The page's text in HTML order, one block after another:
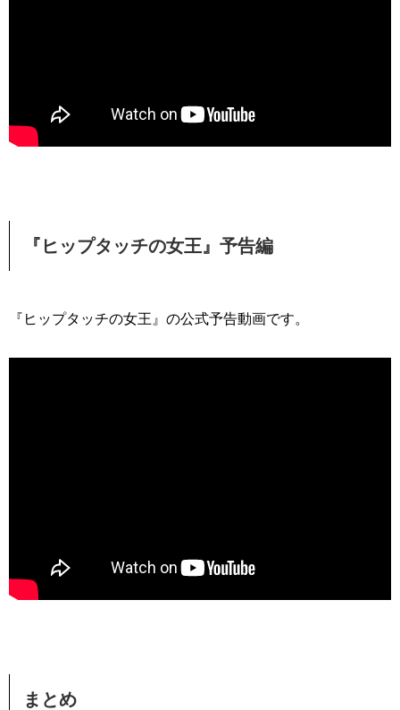
『ヒップタッチの女王』予告編
『ヒップタッチの女王』の公式予告動画です。
まとめ